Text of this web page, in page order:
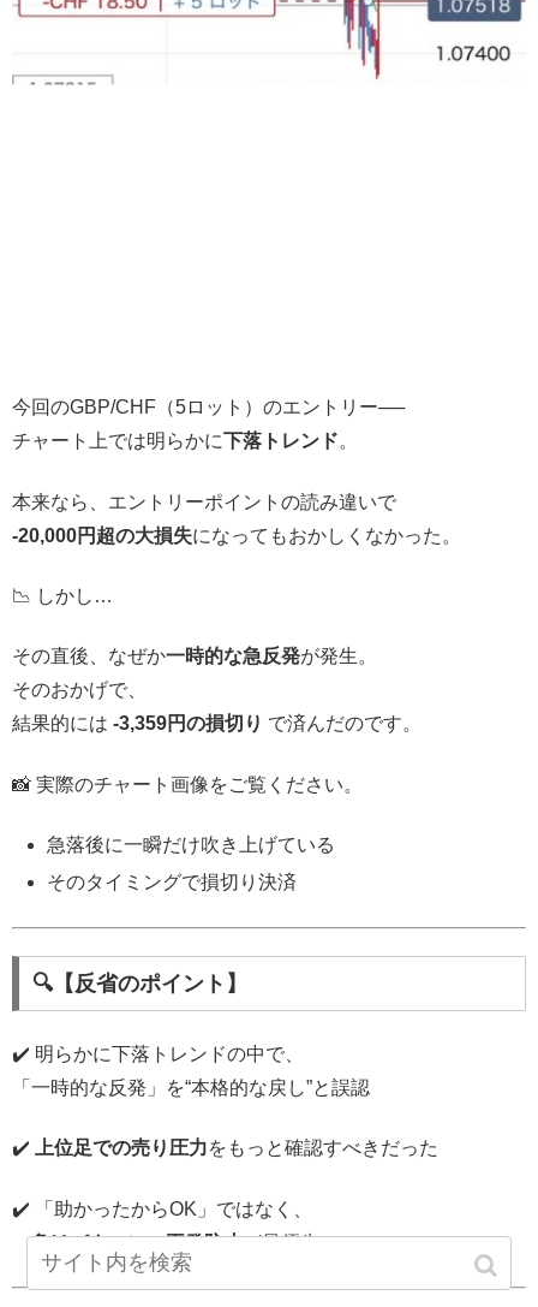
今回のGBP/CHF（5ロット）のエントリー──
チャート上では明らかに下落トレンド。
本来なら、エントリーポイントの読み違いで
-20,000円超の大損失になってもおかしくなかった。
📉 しかし…
その直後、なぜか一時的な急反発が発生。
そのおかげで、
結果的には -3,359円の損切り で済んだのです。
📸 実際のチャート画像をご覧ください。
急落後に一瞬だけ吹き上げている
そのタイミングで損切り決済
🔍【反省のポイント】
✔️ 明らかに下落トレンドの中で、
「一時的な反発」を“本格的な戻し”と誤認
✔️ 上位足での売り圧力をもっと確認すべきだった
✔️ 「助かったからOK」ではなく、
負けパターンの再発防止が最優先